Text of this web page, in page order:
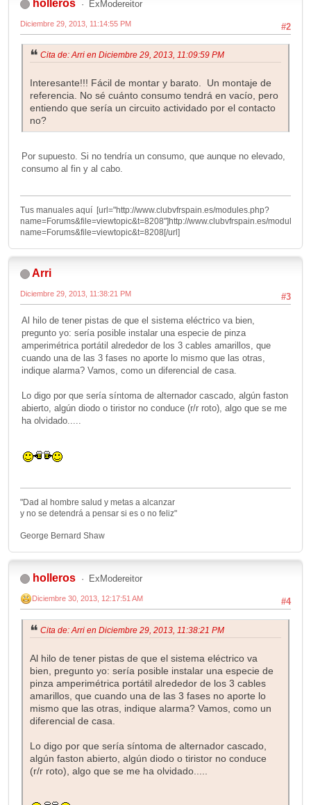
holleros ExModereitor
#2
Diciembre 29, 2013, 11:14:55 PM
Cita de: Arri en Diciembre 29, 2013, 11:09:59 PM
Interesante!!! Fácil de montar y barato. Un montaje de
referencia. No sé cuánto consumo tendrá en vacío, pero
entiendo que sería un circuito actividado por el contacto
no?
Por supuesto. Si no tendría un consumo, que aunque no elevado,
consumo al fin y al cabo.
Tus manuales aquí [url="http://www.clubvfrspain.es/modules.php?
name=Forums&file=viewtopic&t=8208"]http://www.clubvfrspain.es/
name=Forums&file=viewtopic&t=8208[/url]
Arri
#3
Diciembre 29, 2013, 11:38:21 PM
Al hilo de tener pistas de que el sistema eléctrico va bien,
pregunto yo: sería posible instalar una especie de pinza
amperimétrica portátil alrededor de los 3 cables amarillos, que
cuando una de las 3 fases no aporte lo mismo que las otras,
indique alarma? Vamos, como un diferencial de casa.
Lo digo por que sería síntoma de alternador cascado, algún faston
abierto, algún diodo o tiristor no conduce (r/r roto), algo que se me
ha olvidado.....
"Dad al hombre salud y metas a alcanzar
y no se detendrá a pensar si es o no feliz"
George Bernard Shaw
holleros ExModereitor
#4
Diciembre 30, 2013, 12:17:51 AM
Cita de: Arri en Diciembre 29, 2013, 11:38:21 PM
Al hilo de tener pistas de que el sistema eléctrico va
bien, pregunto yo: sería posible instalar una especie de
pinza amperimétrica portátil alrededor de los 3 cables
amarillos, que cuando una de las 3 fases no aporte lo
mismo que las otras, indique alarma? Vamos, como un
diferencial de casa.
Lo digo por que sería síntoma de alternador cascado,
algún faston abierto, algún diodo o tiristor no conduce
(r/r roto), algo que se me ha olvidado.....